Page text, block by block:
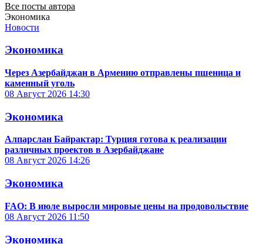
Все посты автора
Экономика
Новости
Экономика
Через Азербайджан в Армению отправлены пшеница и
каменный уголь
08 Август 2026 14:30
Экономика
Алпарслан Байрактар: Турция готова к реализации
различных проектов в Азербайджане
08 Август 2026 14:26
Экономика
FAO: В июле выросли мировые цены на продовольствие
08 Август 2026 11:50
Экономика